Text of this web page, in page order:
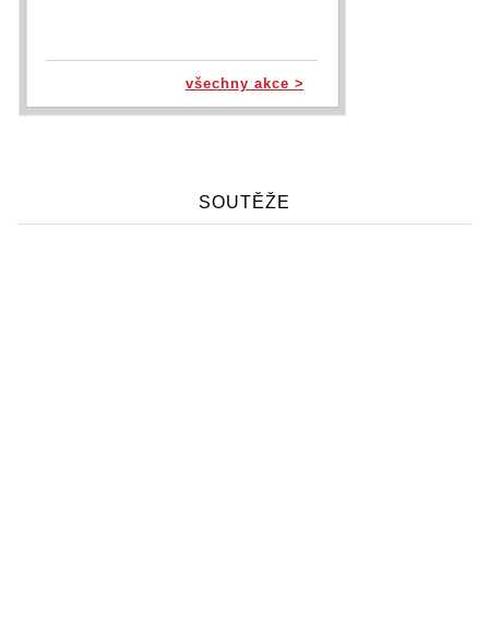
všechny akce >
SOUTĚŽE